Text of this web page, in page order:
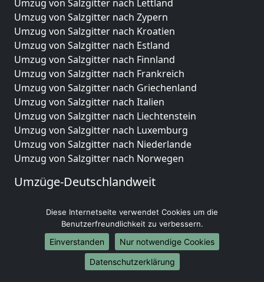
Umzug von Salzgitter nach Lettland
Umzug von Salzgitter nach Zypern
Umzug von Salzgitter nach Kroatien
Umzug von Salzgitter nach Estland
Umzug von Salzgitter nach Finnland
Umzug von Salzgitter nach Frankreich
Umzug von Salzgitter nach Griechenland
Umzug von Salzgitter nach Italien
Umzug von Salzgitter nach Liechtenstein
Umzug von Salzgitter nach Luxemburg
Umzug von Salzgitter nach Niederlande
Umzug von Salzgitter nach Norwegen
Umzüge-Deutschlandweit
Umzug von Salzgitter nach Hamburg
Umzug von Salzgitter nach München
Umzug von Salzgitter nach Köln
Umzug von Salzgitter nach Frankfurt am Main
Umzug von Salzgitter nach Stuttgart
Diese Internetseite verwendet Cookies um die
Benutzerfreundlichkeit zu verbessern.
Einverstanden
Nur notwendige Cookies
Datenschutzerklärung